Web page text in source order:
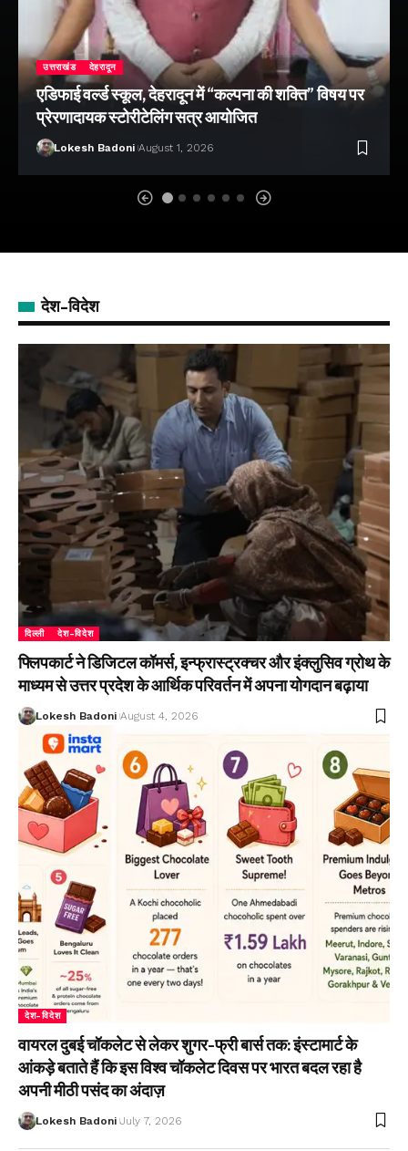
उत्तराखंड देहरादून
एडिफाई वर्ल्ड स्कूल, देहरादून में “कल्पना की शक्ति” विषय पर
प्रेरणादायक स्टोरीटेलिंग सत्र आयोजित
Lokesh Badoni August 1, 2026
देश-विदेश
दिल्ली देश-विदेश
फ्लिपकार्ट ने डिजिटल कॉमर्स, इन्फ्रास्ट्रक्चर और इंक्लुसिव ग्रोथ के
माध्यम से उत्तर प्रदेश के आर्थिक परिवर्तन में अपना योगदान बढ़ाया
Lokesh Badoni August 4, 2026
देश-विदेश
वायरल दुबई चॉकलेट से लेकर शुगर-फ्री बार्स तक: इंस्टामार्ट के
आंकड़े बताते हैं कि इस विश्व चॉकलेट दिवस पर भारत बदल रहा है
अपनी मीठी पसंद का अंदाज़
Lokesh Badoni July 7, 2026